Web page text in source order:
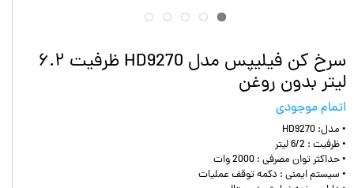
سرخ کن فیلیپس مدل HD9270 ظرفیت ۶.۲
لیتر بدون روغن
اتمام موجودی
• مدل: HD9270
• ظرفیت : 6/2 لیتر
• حداکثر توان مصرفی : 2000 وات
• سیستم ایمنی : دکمه توقف عملیات